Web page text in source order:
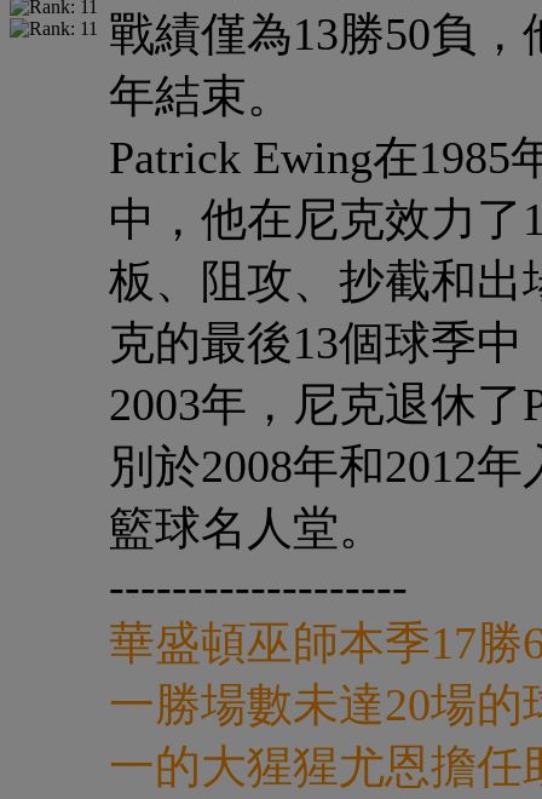
戰績僅為13勝50負
年結束。
Patrick Ewing在
中，他在尼克效力了
板、阻攻、抄截和出
克的最後13個球季
2003年，尼克退休了
別於2008年和2012
籃球名人堂。
-------------------
華盛頓巫師本季17
一勝場數未達20場
一的大猩猩尤恩擔